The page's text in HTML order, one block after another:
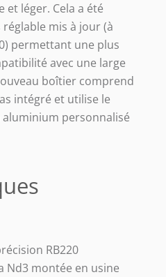
léger. Cela a été
mis à jour (à
permettant une plus
avec une large
boîtier comprend
intégré et utilise le
personnalisé
RB220
Nd3 montée en usine